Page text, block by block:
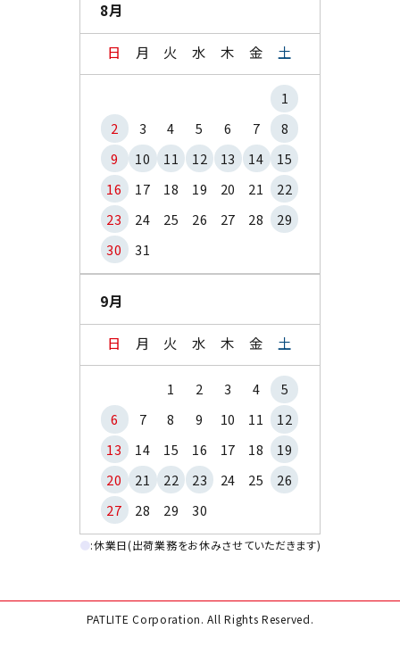
8月
日 月 火 水 木 金 土
1
2
3 4 5 6 7
8
9
10 11 12 13 14
15
16
17 18 19 20 21
22
23
24 25 26 27 28
29
30
31
9月
日 月 火 水 木 金 土
1 2 3 4
5
6
7 8 9 10 11
12
13
14 15 16 17 18
19
20
21 22 23 24 25
26
27
28 29 30
●:休業日(出荷業務をお休みさせていただきます)
PATLITE Corporation. All Rights Reserved.